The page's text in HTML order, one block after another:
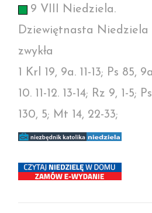
9 VIII Niedziela.
Dziewiętnasta Niedziela
zwykła
1 Krl 19, 9a. 11-13; Ps 85,
10. 11-12. 13-14; Rz 9, 1-5; Ps
130, 5; Mt 14, 22-33;